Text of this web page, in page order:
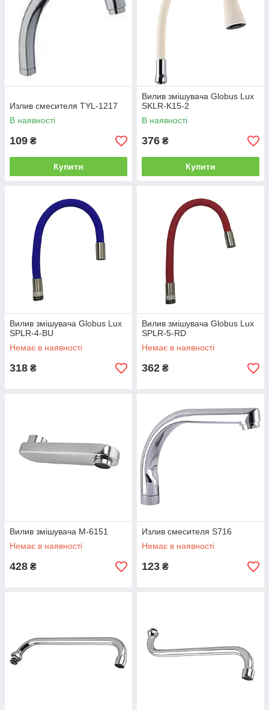
Излив смесителя TYL-1217
В наявності
109 ₴
Купити
Вилив змішувача Globus Lux
SKLR-K15-2
В наявності
376 ₴
Купити
Вилив змішувача Globus Lux
SPLR-4-BU
Немає в наявності
318 ₴
Вилив змішувача Globus Lux
SPLR-5-RD
Немає в наявності
362 ₴
Вилив змішувача M-6151
Немає в наявності
428 ₴
Излив смесителя S716
Немає в наявності
123 ₴